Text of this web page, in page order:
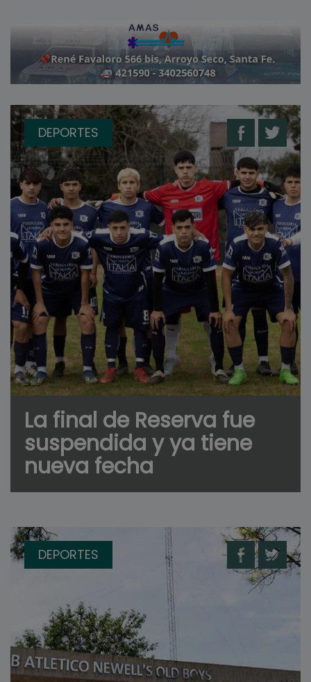
DEPORTES
La final de Reserva fue
suspendida y ya tiene
nueva fecha
DEPORTES